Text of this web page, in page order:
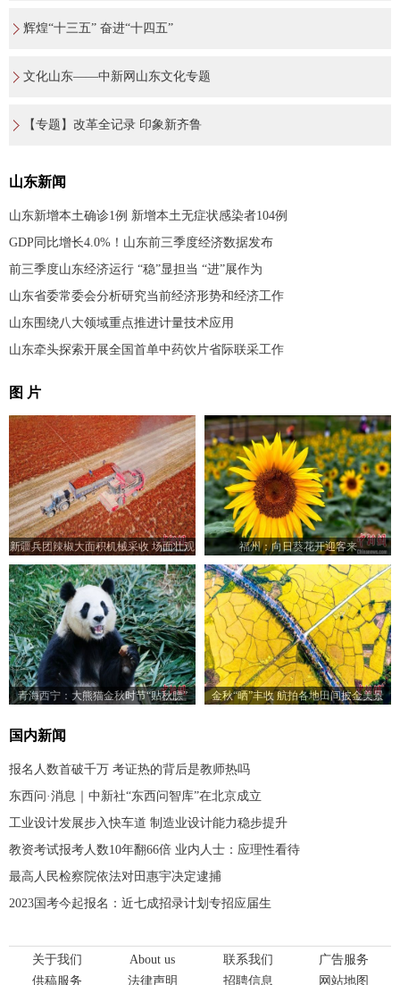
辉煌“十三五” 奋进“十四五”
文化山东——中新网山东文化专题
【专题】改革全记录 印象新齐鲁
山东新闻
山东新增本土确诊1例 新增本土无症状感染者104例
GDP同比增长4.0%！山东前三季度经济数据发布
前三季度山东经济运行 “稳”显担当 “进”展作为
山东省委常委会分析研究当前经济形势和经济工作
山东围绕八大领域重点推进计量技术应用
山东牵头探索开展全国首单中药饮片省际联采工作
图 片
新疆兵团辣椒大面积机械采收 场面壮观 福州：向日葵花开迎客来
青海西宁：大熊猫金秋时节“贴秋膘” 金秋“晒”丰收 航拍各地田间披金美景
国内新闻
报名人数首破千万 考证热的背后是教师热吗
东西问·消息｜中新社“东西问智库”在北京成立
工业设计发展步入快车道 制造业设计能力稳步提升
教资考试报考人数10年翻66倍 业内人士：应理性看待
最高人民检察院依法对田惠宇决定逮捕
2023国考今起报名：近七成招录计划专招应届生
关于我们 About us 联系我们
广告服务
供稿服务
法律声明 招聘信息 网站地图